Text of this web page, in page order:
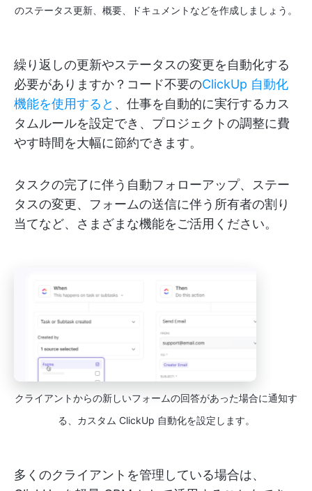
のステータス更新、概要、ドキュメントなどを作成しましょう。
繰り返しの更新やステータスの変更を自動化する
必要がありますか？コード不要のClickUp 自動化
機能を使用すると 、仕事を自動的に実行するカス
タムルールを設定でき、プロジェクトの調整に費
やす時間を大幅に節約できます。
タスクの完了に伴う自動フォローアップ、ステー
タスの変更、フォームの送信に伴う所有者の割り
当てなど、さまざまな機能をご活用ください。
クライアントからの新しいフォームの回答があった場合に通知す
る、カスタム ClickUp 自動化を設定します。
多くのクライアントを管理している場合は、